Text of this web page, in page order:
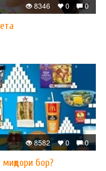
0
0
8346
0
0
8582
бор?